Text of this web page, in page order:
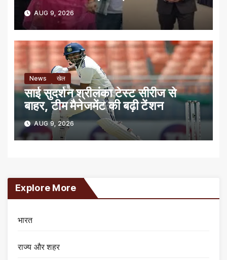
AUG 9, 2026
News खेल
साई सुदर्शन श्रीलंका टेस्ट सीरीज से
बाहर, टीम मैनेजमेंट की बढ़ी टेंशन
AUG 9, 2026
Explore More
भारत
राज्य और शहर